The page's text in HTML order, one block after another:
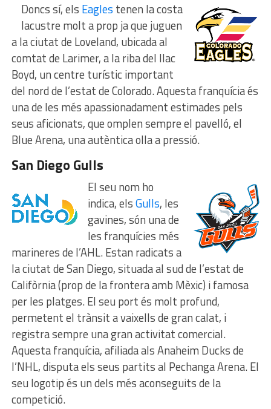
Doncs sí, els Eagles tenen la costa
lacustre molt a prop ja que juguen
a la ciutat de Loveland, ubicada al
comtat de Larimer, a la riba del llac
Boyd, un centre turístic important
del nord de l’estat de Colorado. Aquesta franquícia és
una de les més apassionadament estimades pels
seus aficionats, que omplen sempre el pavelló, el
Blue Arena, una autèntica olla a pressió.
San Diego Gulls
El seu nom ho
indica, elsGulls, les
gavines, són una de
les franquícies més
marineres de l’AHL. Estan radicats a
la ciutat de San Diego, situada al sud de l’estat de
Califòrnia (prop de la frontera amb Mèxic) i famosa
per les platges. El seu port és molt profund,
permetent el trànsit a vaixells de gran calat, i
registra sempre una gran activitat comercial.
Aquesta franquícia, afiliada als Anaheim Ducks de
l’NHL, disputa els seus partits al Pechanga Arena. El
seu logotip és un dels més aconseguits de la
competició.